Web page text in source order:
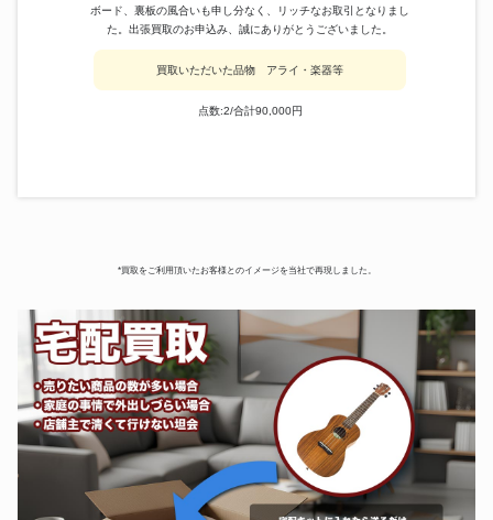
電子バイオリン エアロフォン
空を舞う龍の鳴き声。
ボード、裏板の風合いも申し分なく、リッチなお取引となりまし
た。出張買取のお申込み、誠にありがとうございました。
買取いただいた品物 アライ・楽器等
点数:2/合計90,000円
*買取をご利用頂いたお客様とのイメージを当社で再現しました。